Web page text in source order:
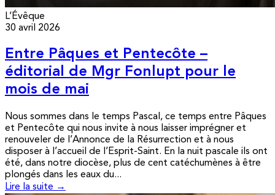
L’Évêque
30 avril 2026
Entre Pâques et Pentecôte –
éditorial de Mgr Fonlupt pour le
mois de mai
Nous sommes dans le temps Pascal, ce temps entre Pâques
et Pentecôte qui nous invite à nous laisser imprégner et
renouveler de l’Annonce de la Résurrection et à nous
disposer à l’accueil de l’Esprit-Saint. En la nuit pascale ils ont
été, dans notre diocèse, plus de cent catéchumènes à être
plongés dans les eaux du...
Lire la suite →